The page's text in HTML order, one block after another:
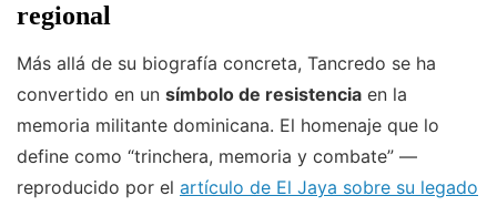
regional
Más allá de su biografía concreta, Tancredo se ha
convertido en un símbolo de resistencia en la
memoria militante dominicana. El homenaje que lo
define como “trinchera, memoria y combate” —
reproducido por el artículo de El Jaya sobre su legado